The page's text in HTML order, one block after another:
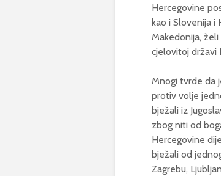
Hercegovine
kao i Slovenija i
Makedonija, želi
cjelovitoj državi
Mnogi tvrde da
protiv volje
bježali iz
zbog niti od
Hercegovine
bježali od
Zagrebu,